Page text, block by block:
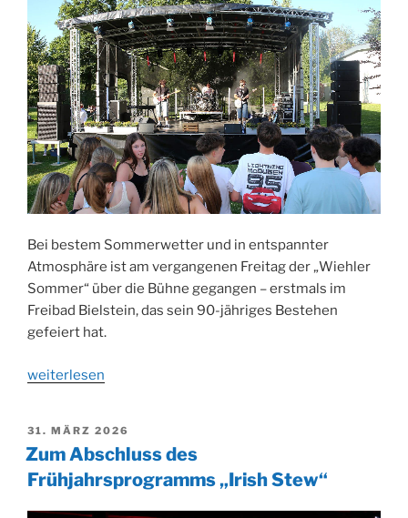
Abend“
Bei bestem Sommerwetter und in entspannter
Atmosphäre ist am vergangenen Freitag der „Wiehler
Sommer“ über die Bühne gegangen – erstmals im
Freibad Bielstein, das sein 90-jähriges Bestehen
gefeiert hat.
„Freibad:
für
den
„Wiehler
weiterlesen
VERÖFFENTLICHT
AM
31. MÄRZ 2026
Zum Abschluss des
Frühjahrsprogramms „Irish Stew“